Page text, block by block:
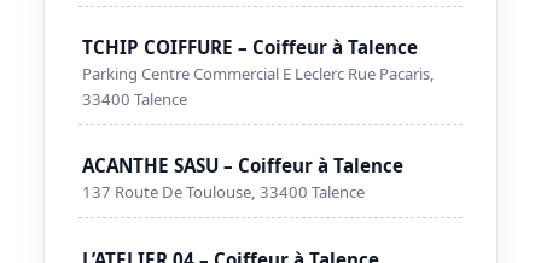
TCHIP COIFFURE – Coiffeur à Talence
Parking Centre Commercial E Leclerc Rue Pacaris,
33400 Talence
ACANTHE SASU – Coiffeur à Talence
137 Route De Toulouse, 33400 Talence